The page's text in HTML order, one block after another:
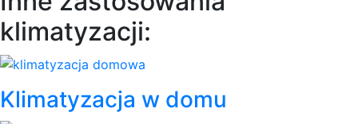
klimatyzacji:
Klimatyzacja w domu